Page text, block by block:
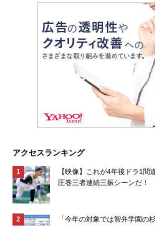
アクセスランキング
【映像】これが4年後ドラ1間
圧巻三者連続三振シーンだ！
「今年の対象では智弁学園の